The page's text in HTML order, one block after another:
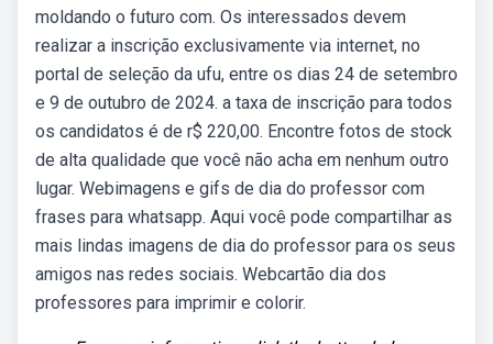
moldando o futuro com. Os interessados devem
realizar a inscrição exclusivamente via internet, no
portal de seleção da ufu, entre os dias 24 de setembro
e 9 de outubro de 2024. a taxa de inscrição para todos
os candidatos é de r$ 220,00. Encontre fotos de stock
de alta qualidade que você não acha em nenhum outro
lugar. Webimagens e gifs de dia do professor com
frases para whatsapp. Aqui você pode compartilhar as
mais lindas imagens de dia do professor para os seus
amigos nas redes sociais. Webcartão dia dos
professores para imprimir e colorir.